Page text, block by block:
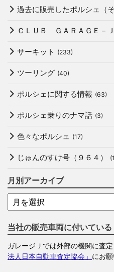
過去に販売したポルシェ（そ
ＣＬＵＢ ＧＡＲＡＧＥ－Ｊ
サーキット (233)
ツーリング (40)
ポルシェに関する情報 (63)
ポルシェ乗りのナマ話 (3)
色々なポルシェ (17)
じゅんのすけ号（９６４）
月別アーカイブ
当社の販売車両に付いてい
ガレージＪでは外部の機関に査
法人日本自動車査定協会」 にお願